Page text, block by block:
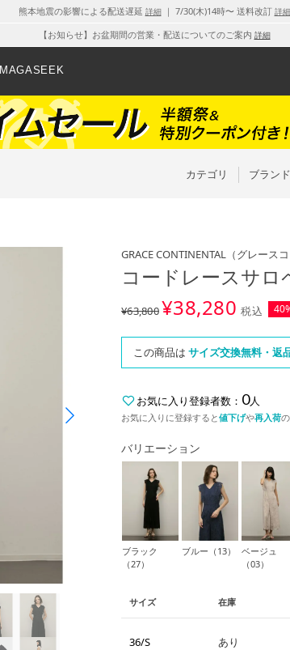
熊本地震の影響による配送遅延 詳細｜ 7/30(木)14時〜 送料改訂 詳細
【お知らせ】お盆期間の営業・配送についてのご案内 詳細
MAGASEEK
カテゴリ ブランド
GRACE CONTINENTAL （グレース
コードレースサロ
¥63,800¥38,280 税込
この商品は サイズ交換無料・返
お気に入り登録者数： 0人
お気に入りに登録すると値下げや再入荷
バリエーション
ブラック
（27）
ブルー（13）
ベージュ
（03）
サイズ 在庫
36/S あり